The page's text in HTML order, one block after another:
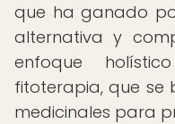
que ha ganado
alternativa y
enfoque
fitoterapia, que se
medicinales para